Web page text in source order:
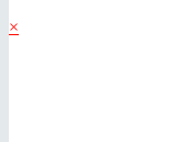
×